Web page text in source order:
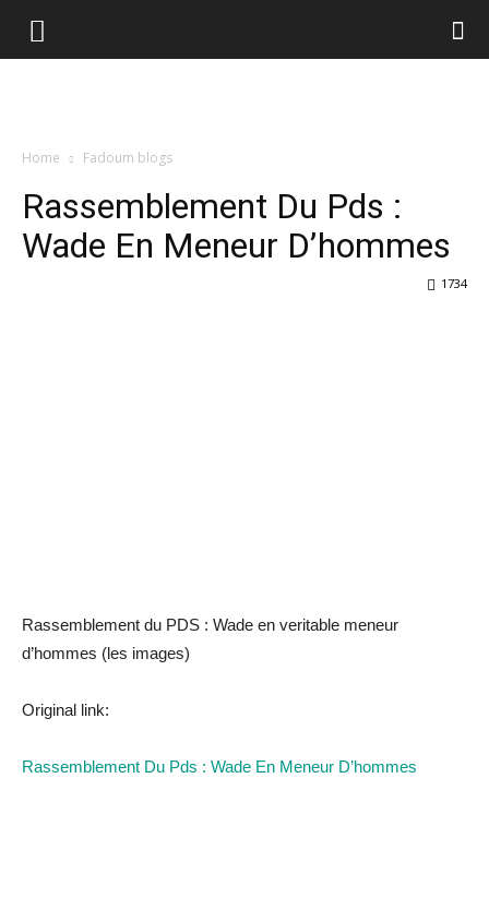
Home Fadoum blogs
Rassemblement Du Pds :
Wade En Meneur D’hommes
1734
Rassemblement du PDS : Wade en veritable meneur
d’hommes (les images)
Original link:
Rassemblement Du Pds : Wade En Meneur D’hommes